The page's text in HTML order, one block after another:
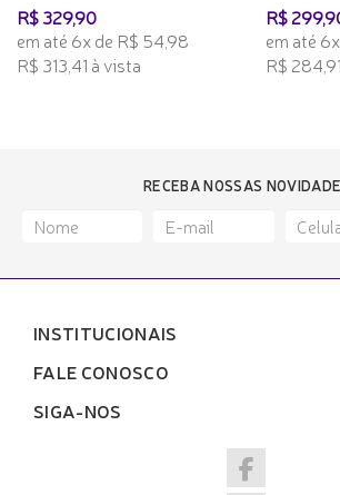
R$ 329,90
em até 6x de R$ 54,98
R$ 313,41 à vista
R$
em até
R$
RECEBA NOSSAS
INSTITUCIONAIS
FALE CONOSCO
SIGA-NOS